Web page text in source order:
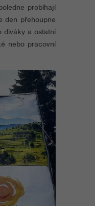
probíhají
den přehoupne
diváky a ostatní
nebo pracovní